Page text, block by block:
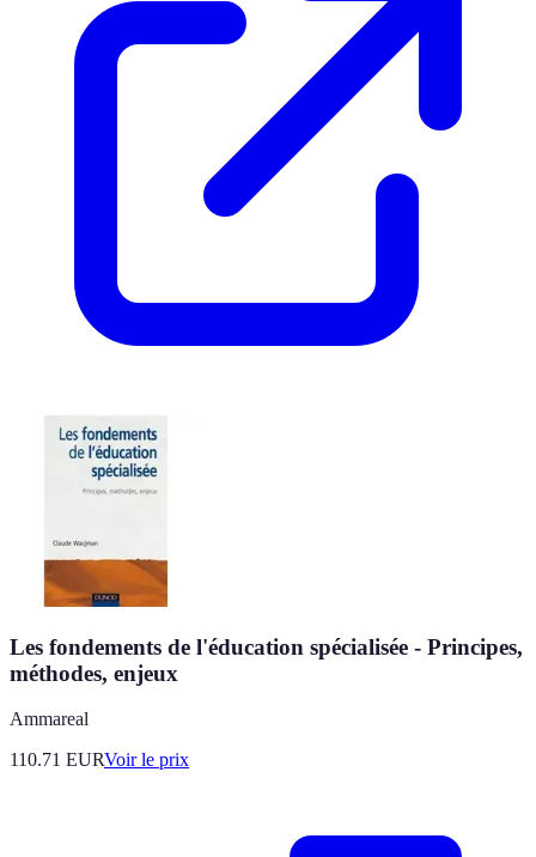
Les fondements de l'éducation spécialisée - Principes,
méthodes, enjeux
Ammareal
110.71 EURVoir le prix